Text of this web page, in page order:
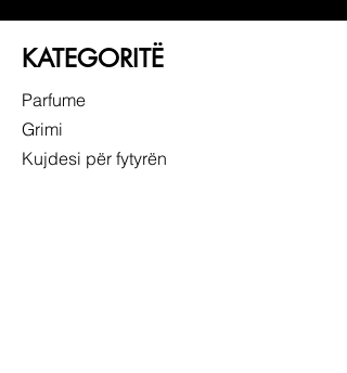
KATEGORITË
Parfume
Grimi
Kujdesi për fytyrën